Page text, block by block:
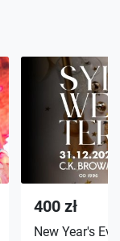
400 zł
New Year's